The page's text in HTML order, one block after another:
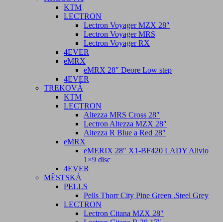
KTM
LECTRON
Lectron Voyager MZX 28″
Lectron Voyager MRS
Lectron Voyager RX
4EVER
eMRX
eMRX 28″ Deore Low step
4EVER
TREKOVÁ
KTM
LECTRON
Altezza MRS Cross 28″
Lectron Altezza MZX 28″
Altezza R Blue a Red 28″
eMRX
eMERIX 28″ X1-BF420 LADY Alivio
1×9 disc
4EVER
MĚSTSKÁ
PELLS
Pells Thorr City Pine Green ,Steel Grey
LECTRON
Lectron Citana MZX 28″